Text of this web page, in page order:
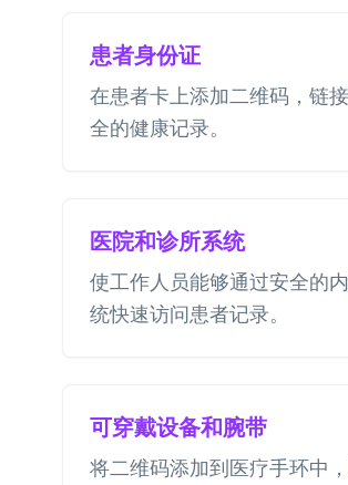
患者身份证
在患者卡上添加二维码，链
全的健康记录。
医院和诊所系统
使工作人员能够通过安全的
统快速访问患者记录。
可穿戴设备和腕带
将二维码添加到医疗手环中